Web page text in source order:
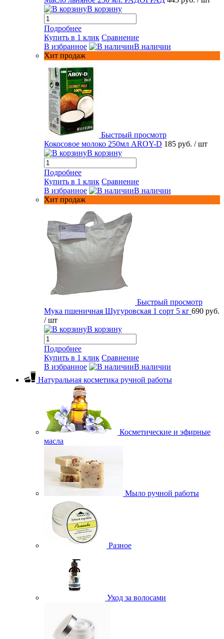
В корзину
Подробнее
Купить в 1 клик Сравнение
В избранное
В наличии
Хит продаж
Быстрый просмотр
Кокосовое молоко 250мл AROY-D 185 руб. / шт
В корзину
Подробнее
Купить в 1 клик Сравнение
В избранное
В наличии
Хит продаж
Быстрый просмотр
Мука пшеничная Шугуровская 1 сорт 5 кг 690 руб.
/ шт
В корзину
Подробнее
Купить в 1 клик Сравнение
В избранное
В наличии
Натуральная косметика ручной работы
Косметические и эфирные
масла
Мыло ручной работы
Разное
Уход за волосами